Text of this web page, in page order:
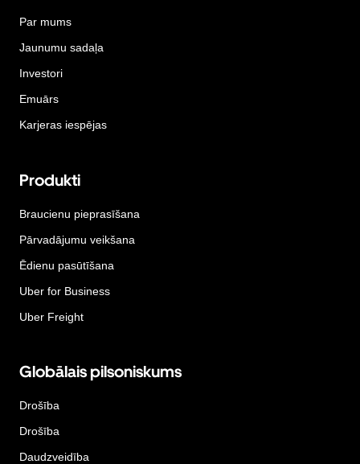
Par mums
Jaunumu sadaļa
Investori
Emuārs
Karjeras iespējas
Produkti
Braucienu pieprasīšana
Pārvadājumu veikšana
Ēdienu pasūtīšana
Uber for Business
Uber Freight
Globālais pilsoniskums
Drošība
Drošība
Daudzveidība